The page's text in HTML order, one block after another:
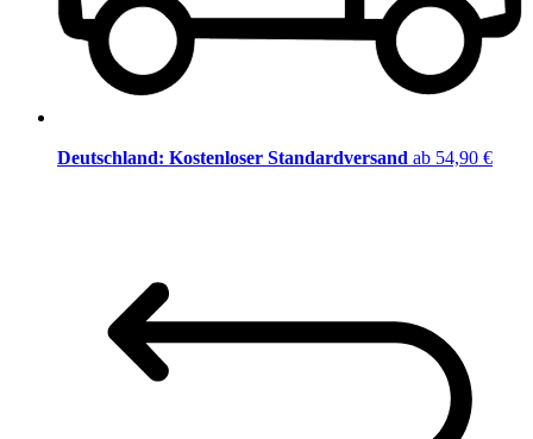
Deutschland: Kostenloser Standardversand ab 54,90 €